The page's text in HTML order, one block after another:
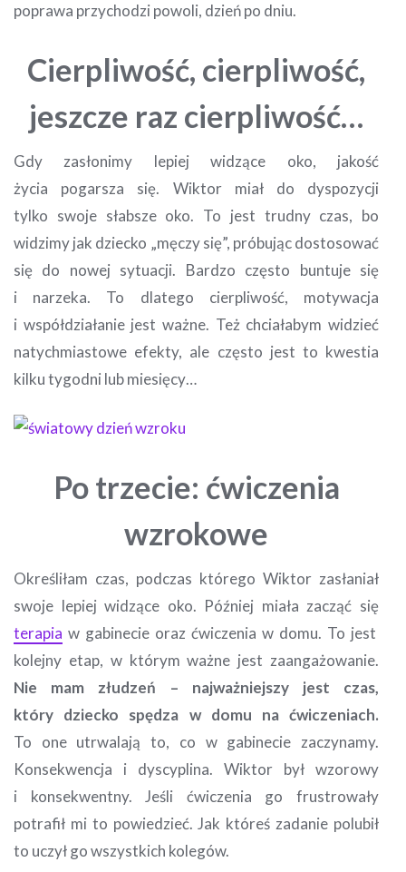
poprawa przychodzi powoli, dzień po dniu.
Cierpliwość, cierpliwość,
jeszcze raz cierpliwość…
Gdy zasłonimy lepiej widzące oko, jakość
życia pogarsza się. Wiktor miał do dyspozycji
tylko swoje słabsze oko. To jest trudny czas, bo
widzimy jak dziecko „męczy się”, próbując dostosować
się do nowej sytuacji. Bardzo często buntuje się
i narzeka. To dlatego cierpliwość, motywacja
i współdziałanie jest ważne. Też chciałabym widzieć
natychmiastowe efekty, ale często jest to kwestia
kilku tygodni lub miesięcy…
Po trzecie: ćwiczenia
wzrokowe
Określiłam czas, podczas którego Wiktor zasłaniał
swoje lepiej widzące oko. Później miała zacząć się
terapia w gabinecie oraz ćwiczenia w domu. To jest
kolejny etap, w którym ważne jest zaangażowanie.
Nie mam złudzeń – najważniejszy jest czas,
który dziecko spędza w domu na ćwiczeniach.
To one utrwalają to, co w gabinecie zaczynamy.
Konsekwencja i dyscyplina. Wiktor był wzorowy
i konsekwentny. Jeśli ćwiczenia go frustrowały
potrafił mi to powiedzieć. Jak któreś zadanie polubił
to uczył go wszystkich kolegów.